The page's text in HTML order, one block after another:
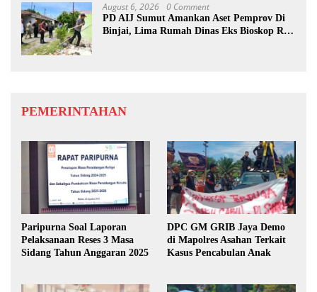
August 6, 2026 0 Comment
PD AIJ Sumut Amankan Aset Pemprov Di
Binjai, Lima Rumah Dinas Eks Bioskop Ria
PEMERINTAHAN
Paripurna Soal Laporan
Pelaksanaan Reses 3 Masa
Sidang Tahun Anggaran 2025
DPC GM GRIB Jaya Demo
di Mapolres Asahan Terkait
Kasus Pencabulan Anak